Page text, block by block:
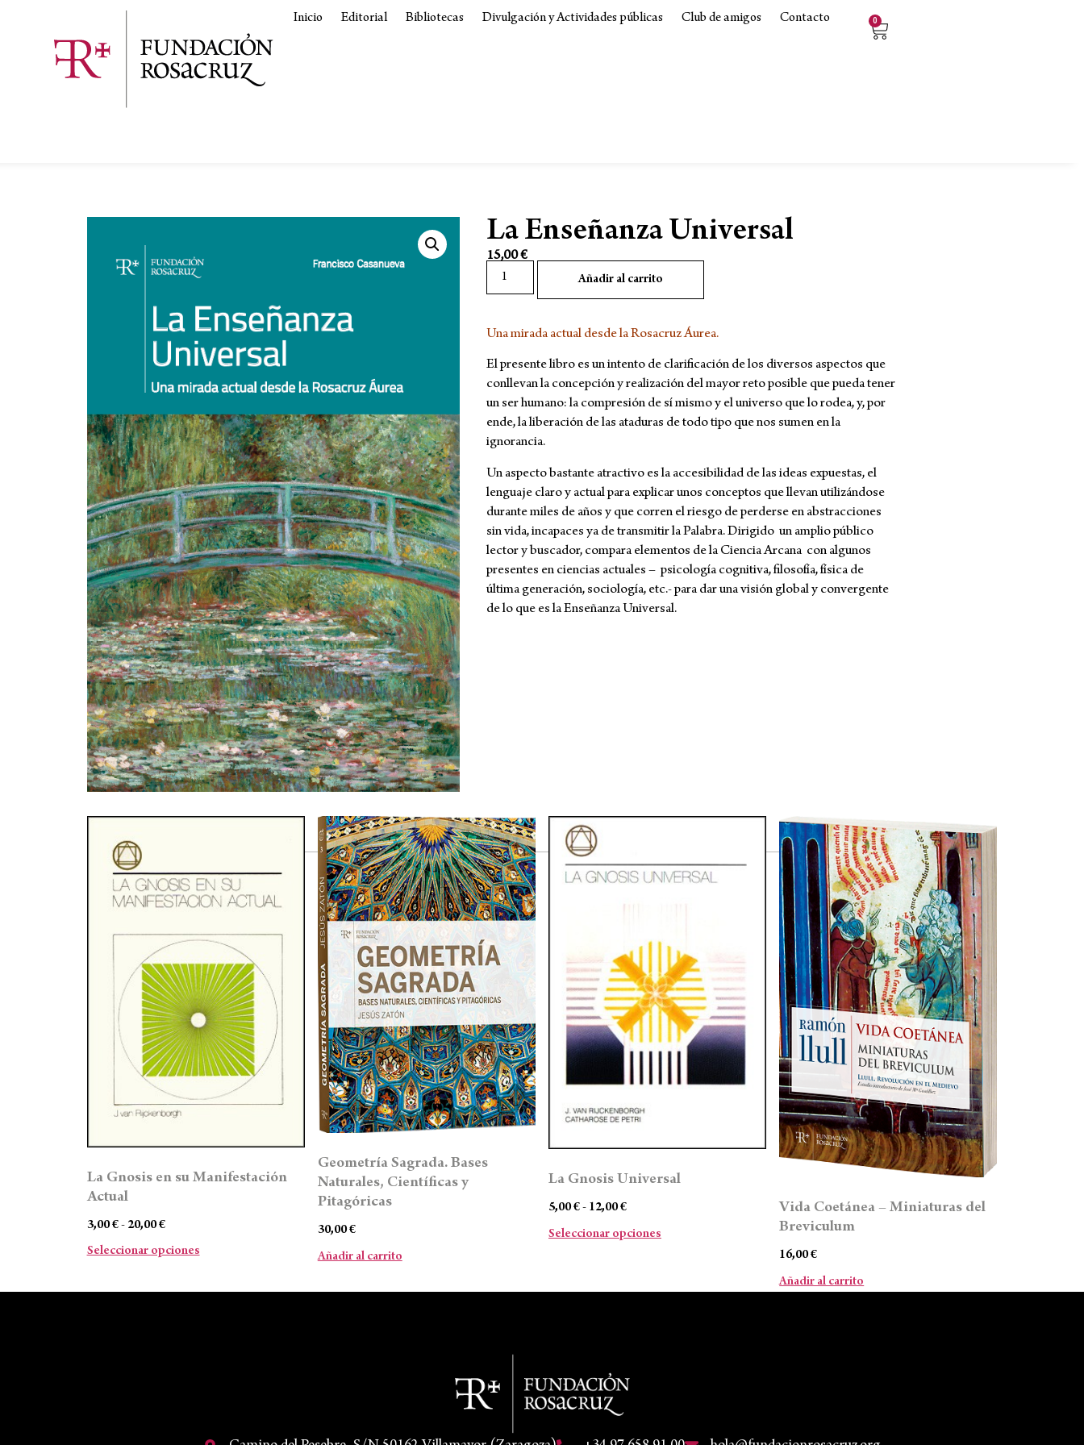
Inicio Editorial Bibliotecas Divulgación y Actividades públicas Club de amigos Contacto 0
La Enseñanza Universal
15,00€
Añadir al carrito
Una mirada actual desde la Rosacruz Áurea.
El presente libro es un intento de clarificación de los diversos aspectos que
conllevan la concepción y realización del mayor reto posible que pueda tener
un ser humano: la compresión de sí mismo y el universo que lo rodea, y, por
ende, la liberación de las ataduras de todo tipo que nos sumen en la
ignorancia.
Un aspecto bastante atractivo es la accesibilidad de las ideas expuestas, el
lenguaje claro y actual para explicar unos conceptos que llevan utilizándose
durante miles de años y que corren el riesgo de perderse en abstracciones
sin vida, incapaces ya de transmitir la Palabra. Dirigido un amplio público
lector y buscador, compara elementos de la Ciencia Arcana con algunos
presentes en ciencias actuales – psicología cognitiva, filosofía, física de
última generación, sociología, etc.- para dar una visión global y convergente
de lo que es la Enseñanza Universal.
La Gnosis en su Manifestación
Actual
3,00€ - 20,00€
Seleccionar opciones
Geometría Sagrada. Bases
Naturales, Científicas y
Pitagóricas
30,00€
Añadir al carrito
La Gnosis Universal
5,00€- 12,00€
Seleccionar opciones
Vida Coetánea – Miniaturas del
Breviculum
16,00€
Añadir al carrito